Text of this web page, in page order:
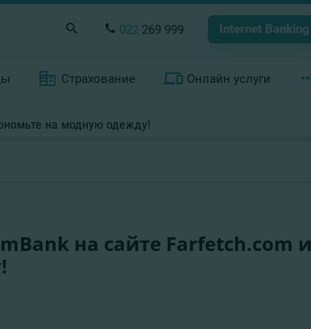
022 269 999 Internet Banking
Страхование Онлайн услуги
на модную одежду!
на сайте Farfetch.com и